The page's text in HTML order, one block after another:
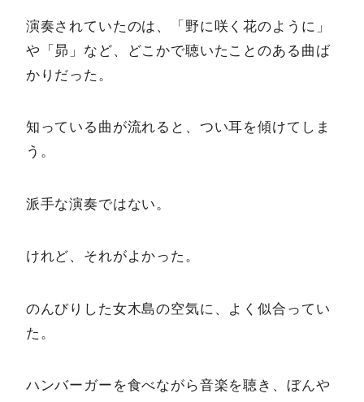
演奏されていたのは、「野に咲く花のように」
や「昴」など、どこかで聴いたことのある曲ば
かりだった。
知っている曲が流れると、つい耳を傾けてしま
う。
派手な演奏ではない。
けれど、それがよかった。
のんびりした女木島の空気に、よく似合ってい
た。
ハンバーガーを食べながら音楽を聴き、ぼんや